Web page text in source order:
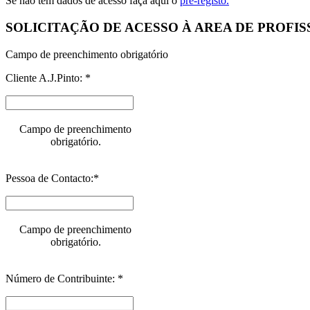
SOLICITAÇÃO DE ACESSO À AREA DE
Campo de preenchimento obrigatório
Cliente A.J.Pinto: *
Campo de preenchimento
obrigatório.
Pessoa de Contacto:*
Campo de preenchimento
obrigatório.
Número de Contribuinte: *